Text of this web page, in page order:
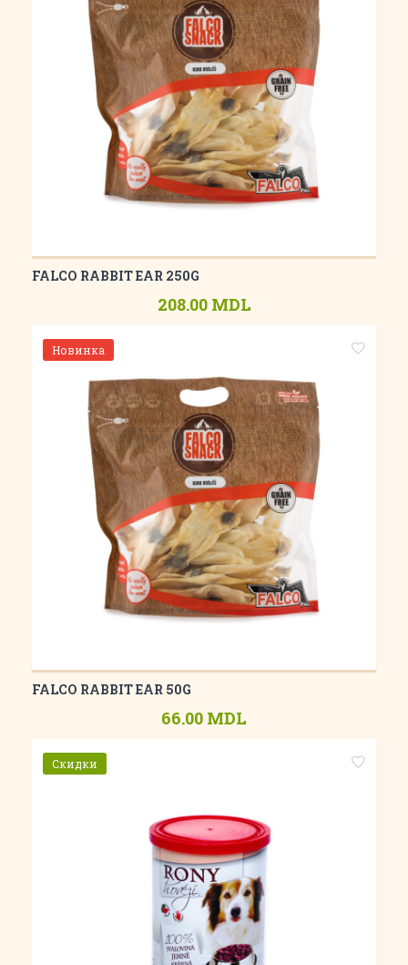
FALCO RABBIT EAR 250G
208.00 MDL
Новинка
FALCO RABBIT EAR 50G
66.00 MDL
Скидки